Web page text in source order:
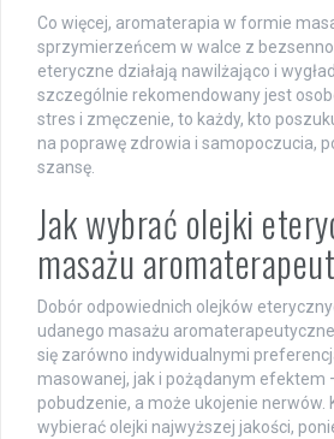
Co więcej, aromaterapia w formie
sprzymierzeńcem w walce z
eteryczne działają nawilżająco i
szczególnie rekomendowany jest
stres i zmęczenie, to każdy, kto
na poprawę zdrowia i samopoczucia,
szansę.
Jak wybrać olejki
masażu
Dobór odpowiednich olejków
udanego masażu
się zarówno indywidualnymi
masowanej, jak i pożądanym efektem
pobudzenie, a może ukojenie nerwów.
wybierać olejki najwyższej jakości,